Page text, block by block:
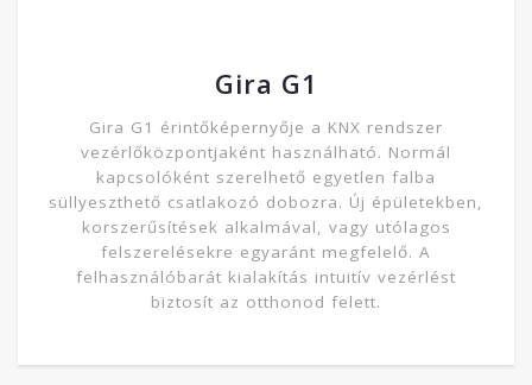
Gira G1
Gira G1 érintőképernyője a KNX rendszer
vezérlőközpontjaként használható. Normál
kapcsolóként szerelhető egyetlen falba
süllyeszthető csatlakozó dobozra. Új épületekben,
korszerűsítések alkalmával, vagy utólagos
felszerelésekre egyaránt megfelelő. A
felhasználóbarát kialakítás intuitív vezérlést
biztosít az otthonod felett.